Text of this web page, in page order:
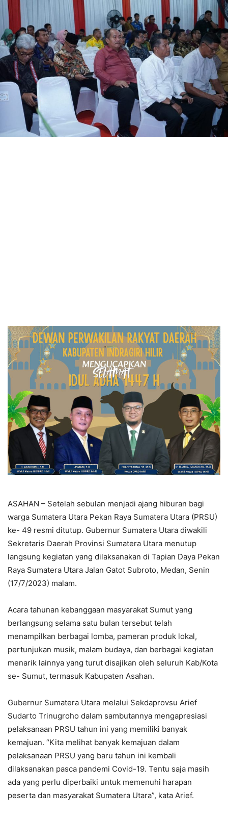
ASAHAN – Setelah sebulan menjadi ajang hiburan bagi
warga Sumatera Utara Pekan Raya Sumatera Utara (PRSU)
ke- 49 resmi ditutup. Gubernur Sumatera Utara diwakili
Sekretaris Daerah Provinsi Sumatera Utara menutup
langsung kegiatan yang dilaksanakan di Tapian Daya Pekan
Raya Sumatera Utara Jalan Gatot Subroto, Medan, Senin
(17/7/2023) malam.
Acara tahunan kebanggaan masyarakat Sumut yang
berlangsung selama satu bulan tersebut telah
menampilkan berbagai lomba, pameran produk lokal,
pertunjukan musik, malam budaya, dan berbagai kegiatan
menarik lainnya yang turut disajikan oleh seluruh Kab/Kota
se- Sumut, termasuk Kabupaten Asahan.
Gubernur Sumatera Utara melalui Sekdaprovsu Arief
Sudarto Trinugroho dalam sambutannya mengapresiasi
pelaksanaan PRSU tahun ini yang memiliki banyak
kemajuan. “Kita melihat banyak kemajuan dalam
pelaksanaan PRSU yang baru tahun ini kembali
dilaksanakan pasca pandemi Covid-19. Tentu saja masih
ada yang perlu diperbaiki untuk memenuhi harapan
peserta dan masyarakat Sumatera Utara”, kata Arief.